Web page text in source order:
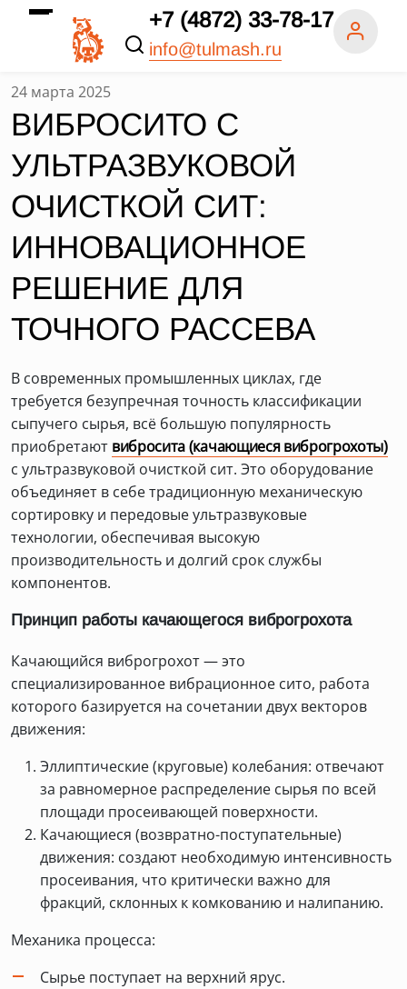
+7 (4872) 33-78-17
info@tulmash.ru
24 марта 2025
ВИБРОСИТО С
УЛЬТРАЗВУКОВОЙ
ОЧИСТКОЙ СИТ:
ИННОВАЦИОННОЕ
РЕШЕНИЕ ДЛЯ
ТОЧНОГО РАССЕВА
В современных промышленных циклах, где
требуется безупречная точность классификации
сыпучего сырья, всё большую популярность
приобретают вибросита (качающиеся виброгрохоты)
с ультразвуковой очисткой сит. Это оборудование
объединяет в себе традиционную механическую
сортировку и передовые ультразвуковые
технологии, обеспечивая высокую
производительность и долгий срок службы
компонентов.
Принцип работы качающегося виброгрохота
Качающийся виброгрохот — это
специализированное вибрационное сито, работа
которого базируется на сочетании двух векторов
движения:
Эллиптические (круговые) колебания: отвечают
за равномерное распределение сырья по всей
площади просеивающей поверхности.
Качающиеся (возвратно-поступательные)
движения: создают необходимую интенсивность
просеивания, что критически важно для
фракций, склонных к комкованию и налипанию.
Механика процесса:
Сырье поступает на верхний ярус.